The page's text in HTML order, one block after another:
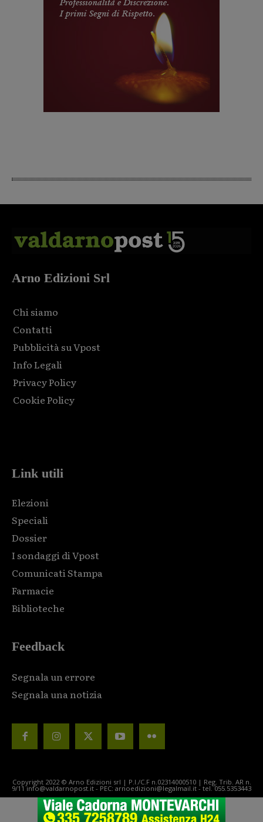
Arno Edizioni Srl
Chi siamo
Contatti
Pubblicità su Vpost
Info Legali
Privacy Policy
Cookie Policy
Link utili
Elezioni
Speciali
Dossier
I sondaggi di Vpost
Comunicati Stampa
Farmacie
Biblioteche
Feedback
Segnala un errore
Segnala una notizia
Copyright 2022 © Arno Edizioni srl | P.I./C.F n.02314000510 | Reg. Trib. AR n.
9/11 info@valdarnopost.it - PEC: arnoedizioni@legalmail.it - tel. 055.5353443